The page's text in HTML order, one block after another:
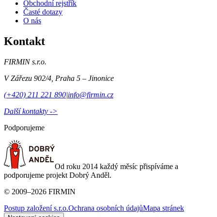
Obchodní rejstřík
Časté dotazy
O nás
Kontakt
FIRMIN s.r.o.
V Zářezu 902/4 Praha 5 – Jinonice
(+420) 211 221 890|info@firmin.cz
Další kontakty ->
Podporujeme
Od roku 2014 každý měsíc přispíváme a
podporujeme projekt Dobrý Anděl.
© 2009–2026 FIRMIN
Postup založení s.r.o.Ochrana osobních údajůMapa stránek